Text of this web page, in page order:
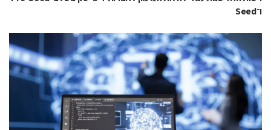
ו־Seed